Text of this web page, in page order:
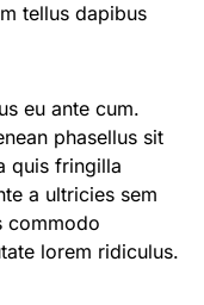
tellus dapibus
eu ante cum.
phasellus sit
quis fringilla
a ultricies sem
commodo
lorem ridiculus.